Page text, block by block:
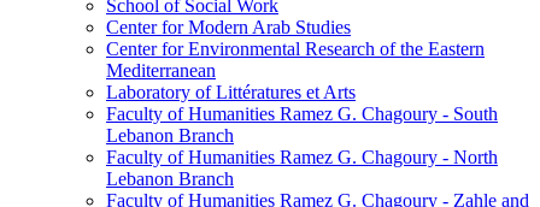
School of Social Work
Center for Modern Arab Studies
Center for Environmental Research of the Eastern
Mediterranean
Laboratory of Littératures et Arts
Faculty of Humanities Ramez G. Chagoury - South
Lebanon Branch
Faculty of Humanities Ramez G. Chagoury - North
Lebanon Branch
Faculty of Humanities Ramez G. Chagoury - Zahle and